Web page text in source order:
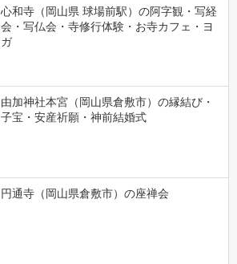
心和寺（岡山県 球場前駅）の阿字観・写経
会・写仏会・寺修行体験・お寺カフェ・ヨ
ガ
由加神社本宮（岡山県倉敷市）の縁結び・
子宝・安産祈願・神前結婚式
円通寺（岡山県倉敷市）の座禅会